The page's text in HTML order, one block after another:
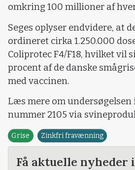
omkring 100 millioner af
Seges oplyser endvidere, at
ordineret cirka 1.250.000
Coliprotec F4/F18, hvilket vil
procent af de danske
med vaccinen.
Læs mere om undersøgelsen
nummer 2105 via
Grise Zinkfri fravænning
Få aktuelle nyheder